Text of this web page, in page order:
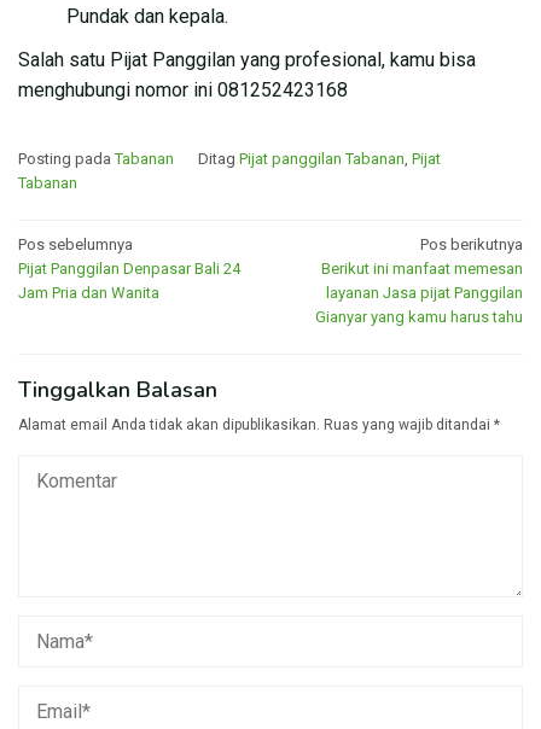
Pundak dan kepala.
Salah satu Pijat Panggilan yang profesional, kamu bisa
menghubungi nomor ini 081252423168
Posting padaTabanan Ditag Pijat panggilan Tabanan, Pijat
Tabanan
Navigasi
pos
Pos sebelumnya
Pijat Panggilan Denpasar Bali 24
Jam Pria dan Wanita
Pos berikutnya
Berikut ini manfaat memesan
layanan Jasa pijat Panggilan
Gianyar yang kamu harus tahu
Tinggalkan Balasan
Alamat email Anda tidak akan dipublikasikan. Ruas yang wajib ditandai *